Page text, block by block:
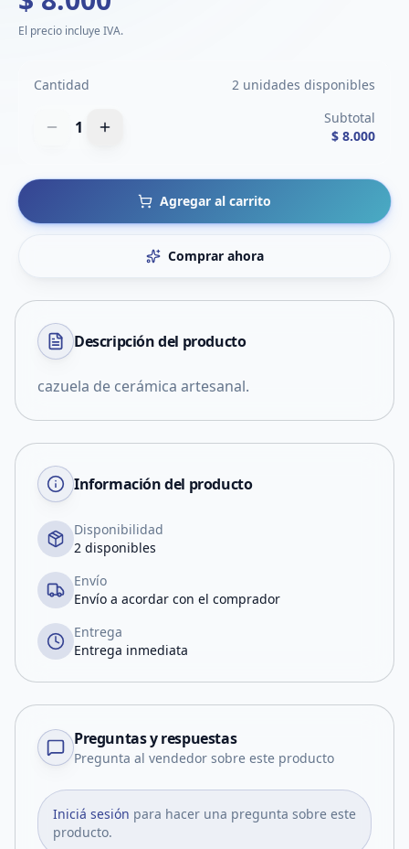
El precio incluye IVA.
Cantidad 2 unidades disponibles
1
Subtotal
$ 8.000
Agregar al carrito
Comprar ahora
Descripción del producto
cazuela de cerámica artesanal.
Información del producto
Disponibilidad
2 disponibles
Envío
Envío a acordar con el comprador
Entrega
Entrega inmediata
Preguntas y respuestas
Pregunta al vendedor sobre este producto
Iniciá sesión para hacer una pregunta sobre este
producto.